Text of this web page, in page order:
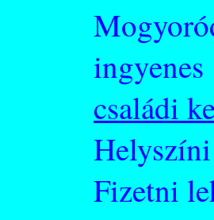
ingyenes
családi
Fizetni